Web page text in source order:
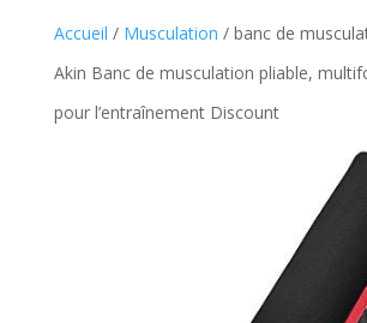
Accueil / Musculation / banc de
Akin Banc de musculation pliable,
pour l’entraînement Discount